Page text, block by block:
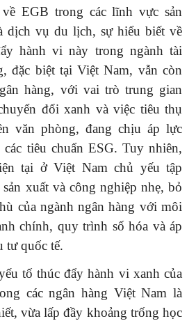
EGB trong các lĩnh vực sản
dịch vụ du lịch, sự hiểu biết về
hành vi này trong ngành tài
đặc biệt tại Việt Nam, vẫn còn
hàng, với vai trò trung gian
đổi xanh và việc tiêu thụ
văn phòng, đang chịu áp lực
tiêu chuẩn ESG. Tuy nhiên,
tại ở Việt Nam chủ yếu tập
xuất và công nghiệp nhẹ, bỏ
của ngành ngân hàng với môi
chính, quy trình số hóa và áp
tư quốc tế.
tố thúc đẩy hành vi xanh của
các ngân hàng Việt Nam là
vừa lấp đầy khoảng trống học